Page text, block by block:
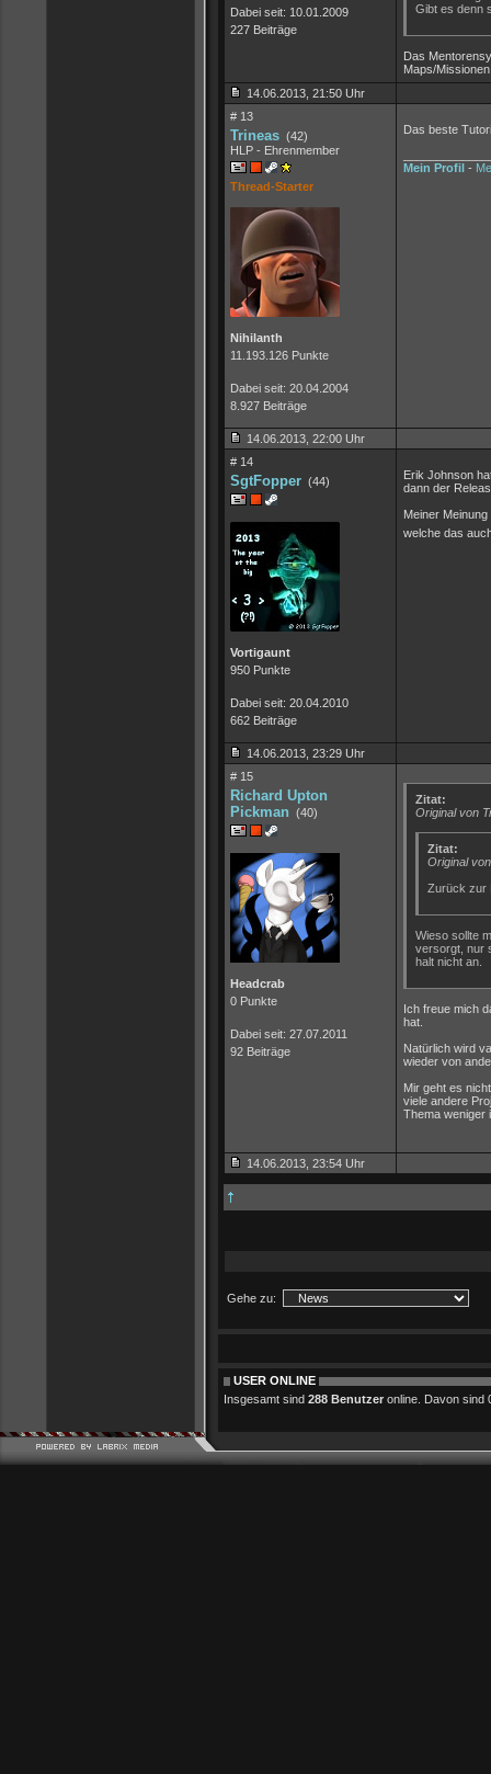
Dabei seit: 10.01.2009
227 Beiträge
Gibt es denn
Das
Maps/
14.06.2013, 21:50 Uhr
# 13
Trineas (42)
HLP - Ehrenmember
Thread-Starter
Nihilanth
11.193.126 Punkte
Dabei seit: 20.04.2004
8.927 Beiträge
Das beste
Mein Profil -
14.06.2013, 22:00 Uhr
# 14
SgtFopper (44)
Vortigaunt
950 Punkte
Dabei seit: 20.04.2010
662 Beiträge
Erik Johnson
dann der
Meiner
welche das
14.06.2013, 23:29 Uhr
# 15
Richard Upton
Pickman (40)
Headcrab
0 Punkte
Dabei seit: 27.07.2011
92 Beiträge
Zitat:
Original von
Zitat:
Original
Zurück zur
Wieso sollte
versorgt, nur
halt nicht an.
Ich freue mich
hat.
Natürlich wird
wieder von
Mir geht es
viele andere
Thema weniger
14.06.2013, 23:54 Uhr
Gehe zu:
USER ONLINE
Insgesamt sind 288 Benutzer online. Davon sind